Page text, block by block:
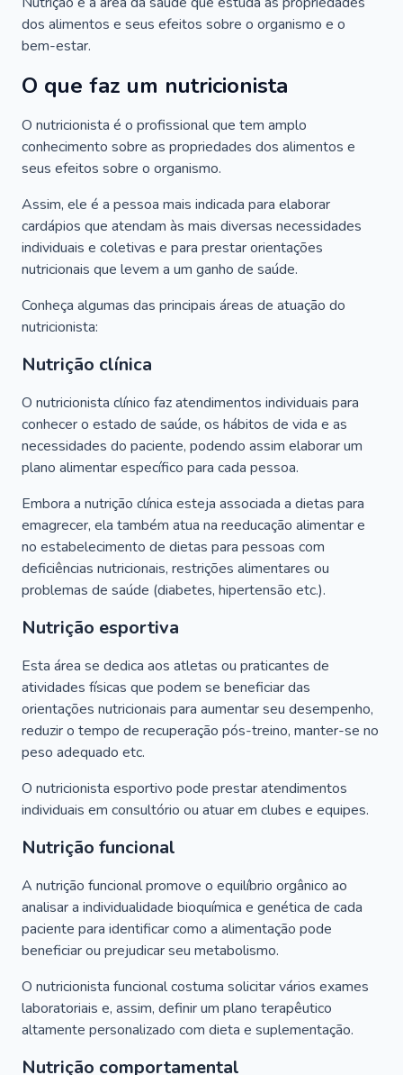
dos alimentos e seus efeitos sobre o organismo e o
bem-estar.
O que faz um nutricionista
O nutricionista é o profissional que tem amplo
conhecimento sobre as propriedades dos alimentos e
seus efeitos sobre o organismo.
Assim, ele é a pessoa mais indicada para elaborar
cardápios que atendam às mais diversas necessidades
individuais e coletivas e para prestar orientações
nutricionais que levem a um ganho de saúde.
Conheça algumas das principais áreas de atuação do
nutricionista:
Nutrição clínica
O nutricionista clínico faz atendimentos individuais para
conhecer o estado de saúde, os hábitos de vida e as
necessidades do paciente, podendo assim elaborar um
plano alimentar específico para cada pessoa.
Embora a nutrição clínica esteja associada a dietas para
emagrecer, ela também atua na reeducação alimentar e
no estabelecimento de dietas para pessoas com
deficiências nutricionais, restrições alimentares ou
problemas de saúde (diabetes, hipertensão etc.).
Nutrição esportiva
Esta área se dedica aos atletas ou praticantes de
atividades físicas que podem se beneficiar das
orientações nutricionais para aumentar seu desempenho,
reduzir o tempo de recuperação pós-treino, manter-se no
peso adequado etc.
O nutricionista esportivo pode prestar atendimentos
individuais em consultório ou atuar em clubes e equipes.
Nutrição funcional
A nutrição funcional promove o equilíbrio orgânico ao
analisar a individualidade bioquímica e genética de cada
paciente para identificar como a alimentação pode
beneficiar ou prejudicar seu metabolismo.
O nutricionista funcional costuma solicitar vários exames
laboratoriais e, assim, definir um plano terapêutico
altamente personalizado com dieta e suplementação.
Nutrição comportamental